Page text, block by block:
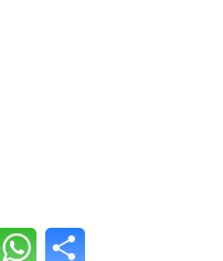
WhatsApp